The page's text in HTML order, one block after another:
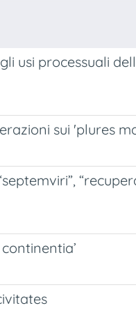
usi processuali
sui 'plures